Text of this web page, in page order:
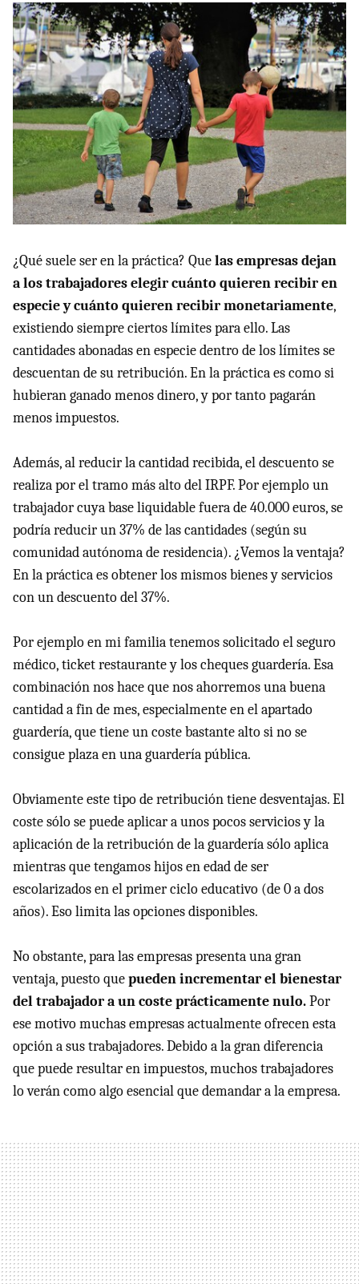
¿Qué suele ser en la práctica? Quelas empresas dejan
a los trabajadores elegir cuánto quieren recibir en
especie y cuánto quieren recibir monetariamente,
existiendo siempre ciertos límites para ello. Las
cantidades abonadas en especie dentro de los límites se
descuentan de su retribución. En la práctica es como si
hubieran ganado menos dinero, y por tanto pagarán
menos impuestos.
Además, al reducir la cantidad recibida, el descuento se
realiza por el tramo más alto del IRPF. Por ejemplo un
trabajador cuya base liquidable fuera de 40.000 euros, se
podría reducir un 37% de las cantidades (según su
comunidad autónoma de residencia). ¿Vemos la ventaja?
En la práctica es obtener los mismos bienes y servicios
con un descuento del 37%.
Por ejemplo en mi familia tenemos solicitado el seguro
médico, ticket restaurante y los cheques guardería. Esa
combinación nos hace que nos ahorremos una buena
cantidad a fin de mes, especialmente en el apartado
guardería, que tiene un coste bastante alto si no se
consigue plaza en una guardería pública.
Obviamente este tipo de retribución tiene desventajas. El
coste sólo se puede aplicar a unos pocos servicios y la
aplicación de la retribución de la guardería sólo aplica
mientras que tengamos hijos en edad de ser
escolarizados en el primer ciclo educativo (de 0 a dos
años). Eso limita las opciones disponibles.
No obstante, para las empresas presenta una gran
ventaja, puesto quepueden incrementar el bienestar
del trabajador a un coste prácticamente nulo.Por
ese motivo muchas empresas actualmente ofrecen esta
opción a sus trabajadores. Debido a la gran diferencia
que puede resultar en impuestos, muchos trabajadores
lo verán como algo esencial que demandar a la empresa.